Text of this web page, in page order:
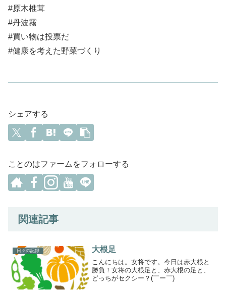
#原木椎茸
#丹波霧
#買い物は投票だ
#健康を考えた野菜づくり
シェアする
ことのはファームをフォローする
関連記事
日々の記録 大根足
こんにちは。女将です。今日は赤大根と
勝負！女将の大根足と、赤大根の足と、
どっちがセクシー？(￣ー￣)